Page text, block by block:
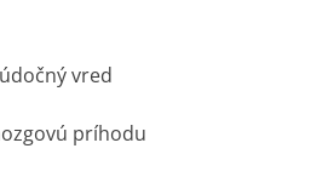
vred
príhodu